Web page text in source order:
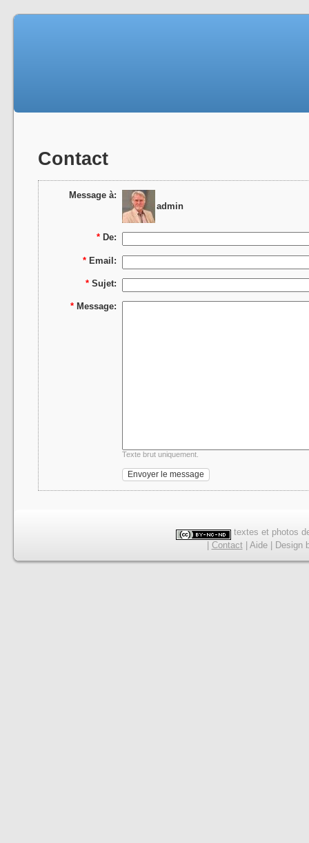
Contact
Message à:
admin
* De:
* Email:
* Sujet:
* Message:
Texte brut uniquement.
textes et photos
Contact| Aide| Design